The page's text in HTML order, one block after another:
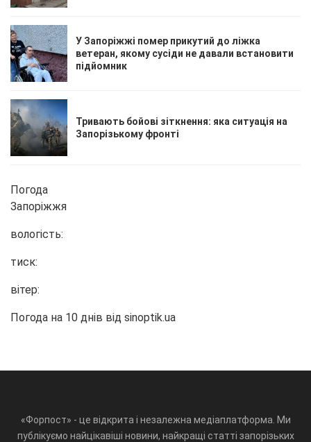
У Запоріжжі помер прикутий до ліжка
ветеран, якому сусіди не давали встановити
підйомник
Тривають бойові зіткнення: яка ситуація на
Запорізькому фронті
Погода
Запоріжжя
вологість:
тиск:
вітер:
Погода на 10 днів від sinoptik.ua
«Форпост» - це відкрита і незалежна медіаплатформа. Ми
публікуємо найцікавіші новини, найкращі статті запорізьких